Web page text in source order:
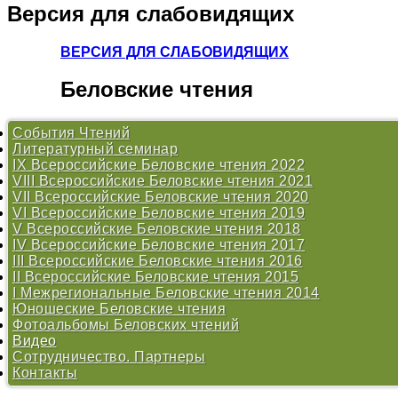
Версия для слабовидящих
ВЕРСИЯ ДЛЯ СЛАБОВИДЯЩИХ
Беловские чтения
События Чтений
Литературный семинар
IX Всероссийские Беловские чтения 2022
Литературный семинар
VIII Всероссийские Беловские чтения 2021
Литературный семинар
VII Всероссийские Беловские чтения 2020
Литературный семинар
VI Всероссийские Беловские чтения 2019
Литературный марафон #ЧитаемБелова
Программа Беловских чтений 2019
Литературный семинар
Работы участников Литературного семинара 2019
V Всероссийские Беловские чтения 2018
Положение
Конкурс «Душа хранит»
Работы участников Литературного семинара 2018
Литературный марафон #ЧитаемБелова
Программа Беловских чтений 2018
Литературный семинар
IV Всероссийские Беловские чтения 2017
Программа Беловских чтений 2017
Конкурс «Душа хранит»
Литературный семинар
Литературный марафон #ЧитаемБелова
Дискуссионные площадки
Беловский сборник 2017
III Всероссийские Беловские чтения 2016
Программа
Конкурс «Душа хранит»
Литературный семинар
Литературный марафон #ЧитаемБелова
Беловский сборник
II Всероссийские Беловские чтения 2015
Открытие Центра В. И. Белова
Программа
Конкурс
Литературный марафон #ЧитаемБелова
Беловский сборник 2015
I Межрегиональные Беловские чтения 2014
Программа
Конкурс
Юношеские Беловские чтения
«О Родине душа моя болит...» - 2009
«Эпос крестьянской жизни в произведениях вологодских
«Проблемы нравственности в произведениях В.И. Белова»
«Тихая моя Родина...» - 2011
«Хранитель русского лада» - 2010
Фотоальбомы Беловских чтений
Видео
Сотрудничество. Партнеры
Контакты